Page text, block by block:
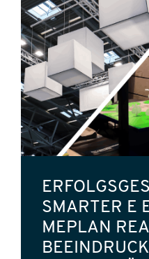
SMARTER E
MEPLAN